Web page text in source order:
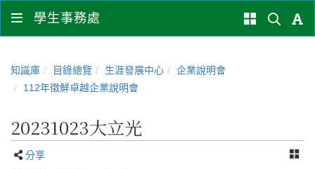
學生事務處
知識庫 目錄總覽 生涯發展中心
企業說明會
112年徵鮮卓越企業說明會
20231023大立光
分享